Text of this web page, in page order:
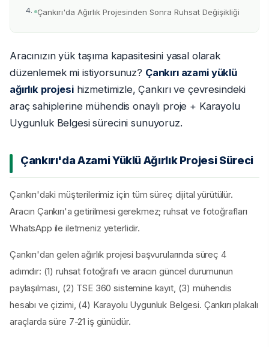
Çankırı'da Ağırlık Projesinden Sonra Ruhsat Değişikliği
Aracınızın yük taşıma kapasitesini yasal olarak
düzenlemek mi istiyorsunuz? Çankırı azami yüklü
ağırlık projesihizmetimizle, Çankırı ve çevresindeki
araç sahiplerine mühendis onaylı proje + Karayolu
Uygunluk Belgesi sürecini sunuyoruz.
Çankırı'da Azami Yüklü Ağırlık Projesi Süreci
Çankırı'daki müşterilerimiz için tüm süreç dijital yürütülür.
Aracın Çankırı'a getirilmesi gerekmez; ruhsat ve fotoğrafları
WhatsApp ile iletmeniz yeterlidir.
Çankırı'dan gelen ağırlık projesi başvurularında süreç 4
adımdır: (1) ruhsat fotoğrafı ve aracın güncel durumunun
paylaşılması, (2) TSE 360 sistemine kayıt, (3) mühendis
hesabı ve çizimi, (4) Karayolu Uygunluk Belgesi. Çankırı plakalı
araçlarda süre 7-21 iş günüdür.